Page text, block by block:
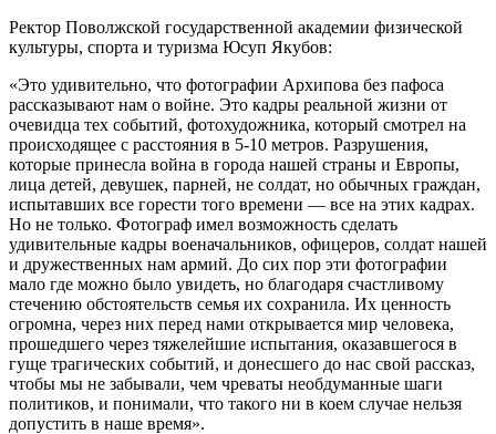
Ректор Поволжской государственной академии физической
культуры, спорта и туризма Юсуп Якубов:
«Это удивительно, что фотографии Архипова без пафоса
рассказывают нам о войне. Это кадры реальной жизни от
очевидца тех событий, фотохудожника, который смотрел на
происходящее с расстояния в 5-10 метров. Разрушения,
которые принесла война в города нашей страны и Европы,
лица детей, девушек, парней, не солдат, но обычных граждан,
испытавших все горести того времени — все на этих кадрах.
Но не только. Фотограф имел возможность сделать
удивительные кадры военачальников, офицеров, солдат нашей
и дружественных нам армий. До сих пор эти фотографии
мало где можно было увидеть, но благодаря счастливому
стечению обстоятельств семья их сохранила. Их ценность
огромна, через них перед нами открывается мир человека,
прошедшего через тяжелейшие испытания, оказавшегося в
гуще трагических событий, и донесшего до нас свой рассказ,
чтобы мы не забывали, чем чреваты необдуманные шаги
политиков, и понимали, что такого ни в коем случае нельзя
допустить в наше время».